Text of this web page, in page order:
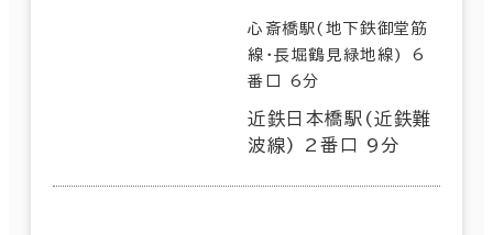
心斎橋駅(地下鉄御堂筋
線･長堀鶴見緑地線) 6
番口 6分
近鉄日本橋駅(近鉄難
波線) 2番口 9分